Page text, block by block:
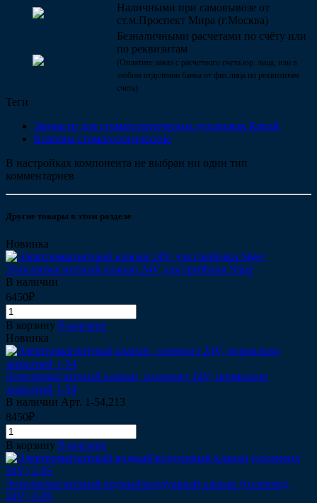
Наличными при самовывозе от
ст.м.Проспект Мира (г.Москва)
Безналичными расчетами по счёту или
по реквизитам
(Оплатите заказ с расчетного счета юр. лица, или в
любом отделении банка от физ.лица по реквизитам
счета)
Теги
Запчасти для стоматологических установок Китай
Клапана стоматологические
В настройках компонента не выбран ни один тип
комментариев
Другие товары в этом разделе
Новинка
Электромагнитный клапан 24V для гребёнки Siger
В наличии
6450₽
В корзину В корзине
Новинка
Электромагнитный клапан, соленоид 24V, нормально
закрытый 1-54
В наличии Арт. 1-54,213
8450₽
В корзину В корзине
Электромагнитный водный/воздушный клапан (соленоид
24V) 2-05